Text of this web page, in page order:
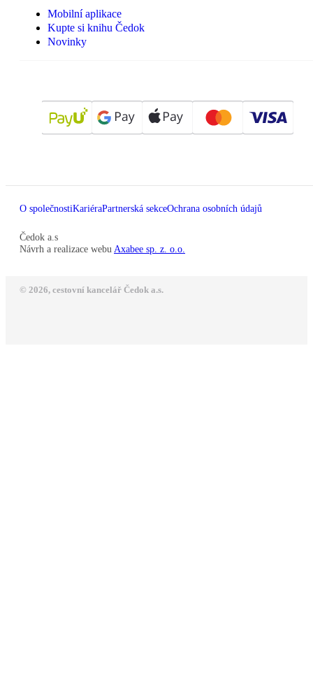
Mobilní aplikace
Kupte si knihu Čedok
Novinky
O společnostiKariéraPartnerská sekceOchrana osobních údajů
Čedok a.s
Návrh a realizace webu Axabee sp. z. o.o.
© 2026, cestovní kancelář Čedok a.s.